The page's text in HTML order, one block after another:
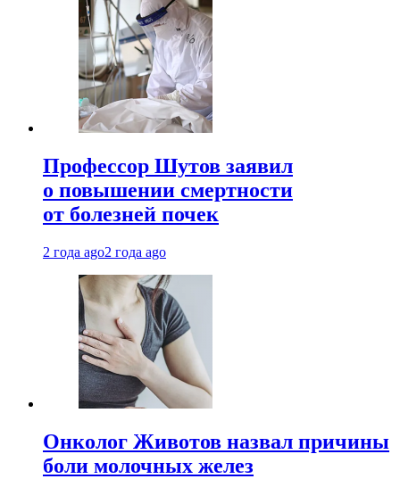
Профессор Шутов заявил
о повышении смертности
от болезней почек
2 года ago2 года ago
Онколог Животов назвал причины
боли молочных желез